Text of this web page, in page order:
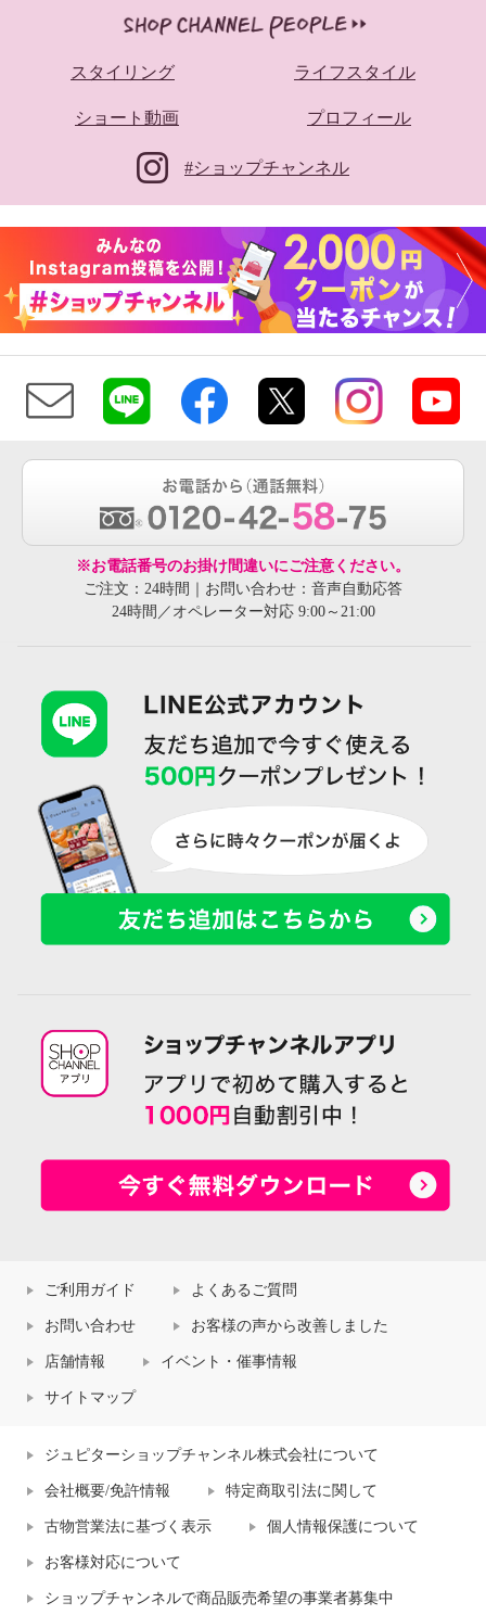
スタイリング ライフスタイル
ショート動画 プロフィール
#ショップチャンネル
※お電話番号のお掛け間違いにご注意ください。
ご注文：24時間｜お問い合わせ：音声自動応答
24時間／オペレーター対応 9:00～21:00
ご利用ガイド よくあるご質問
お問い合わせ お客様の声から改善しました
店舗情報 イベント・催事情報
サイトマップ
ジュピターショップチャンネル株式会社について
会社概要/免許情報 特定商取引法に関して
古物営業法に基づく表示 個人情報保護について
お客様対応について
ショップチャンネルで商品販売希望の事業者募集中